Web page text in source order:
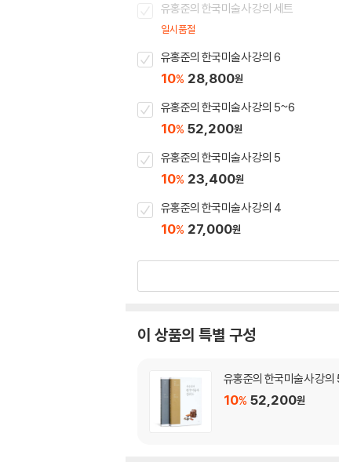
유홍준의 한국미술사 강의 세트
일시품절
유홍준의 한국미술사 강의 6
10% 28,800원
유홍준의 한국미술사 강의 5~6
10% 52,200원
유홍준의 한국미술사 강의 5
10% 23,400원
유홍준의 한국미술사 강의 4
10% 27,000원
이 상품의 특별 구성
유홍준의 한국미술사 강
10% 52,200원